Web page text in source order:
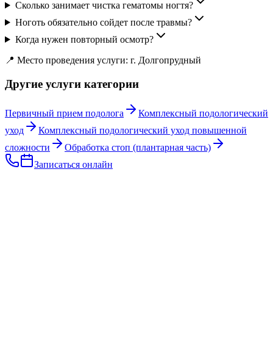
Сколько занимает чистка гематомы ногтя?
Ноготь обязательно сойдет после травмы?
Когда нужен повторный осмотр?
📍 Место проведения услуги: г. Долгопрудный
Другие услуги категории
Первичный прием подолога
Комплексный подологический
уход
Комплексный подологический уход повышенной
сложности
Обработка стоп (плантарная часть)
Записаться онлайн